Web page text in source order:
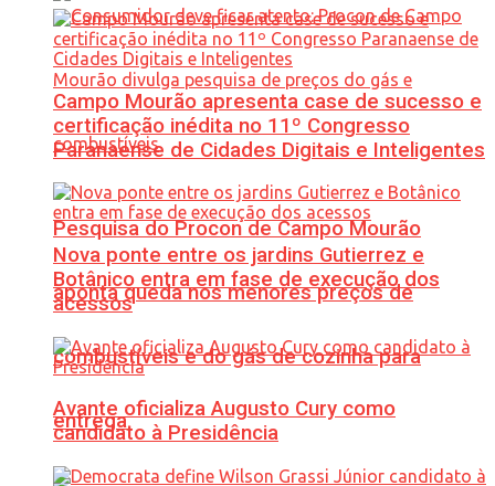
Pesquisa do Procon de Campo Mourão
aponta queda nos menores preços de
combustíveis e do gás de cozinha para
entrega
Campo Mourão apresenta case de sucesso e
certificação inédita no 11º Congresso
Paranaense de Cidades Digitais e Inteligentes
Nova ponte entre os jardins Gutierrez e
Botânico entra em fase de execução dos
acessos
Avante oficializa Augusto Cury como
candidato à Presidência